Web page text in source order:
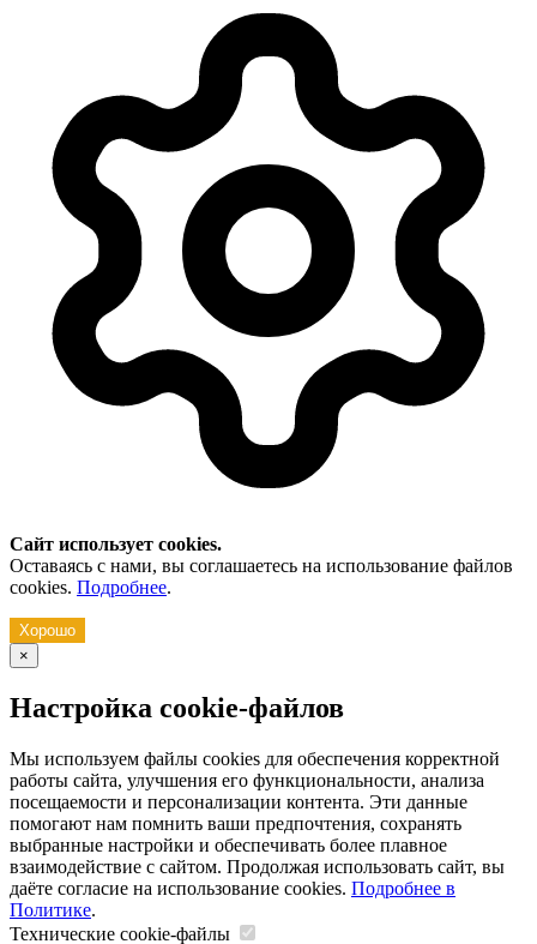
Сайт использует cookies.
Оставаясь с нами, вы соглашаетесь на использование файлов
cookies. Подробнее.
Хорошо
×
Настройка cookie-файлов
Мы используем файлы cookies для обеспечения корректной
работы сайта, улучшения его функциональности, анализа
посещаемости и персонализации контента. Эти данные
помогают нам помнить ваши предпочтения, сохранять
выбранные настройки и обеспечивать более плавное
взаимодействие с сайтом. Продолжая использовать сайт, вы
даёте согласие на использование cookies. Подробнее в
Политике.
Технические cookie-файлы